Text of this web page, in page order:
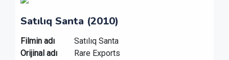
Satılıq Santa (2010)
Filmin adı
Satılıq Santa
Orijinal adı
Rare Exports